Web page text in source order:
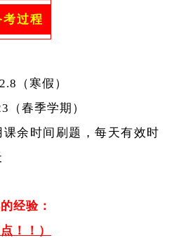
考过程
（寒假）
（春季学期）
余时间刷题，每天有效时
经验：
！！）